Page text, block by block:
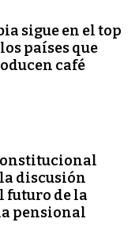
sigue en el top
países que
café
discusión
futuro de la
pensional